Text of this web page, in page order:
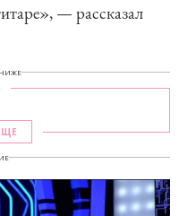
— рассказал